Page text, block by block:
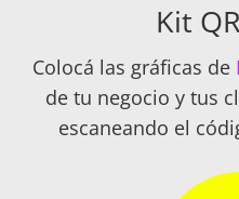
Kit
Colocá las gráficas de
de tu negocio y tus
escaneando el